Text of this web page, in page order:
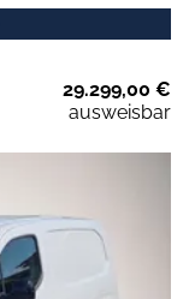
29.299,00 €
ausweisbar